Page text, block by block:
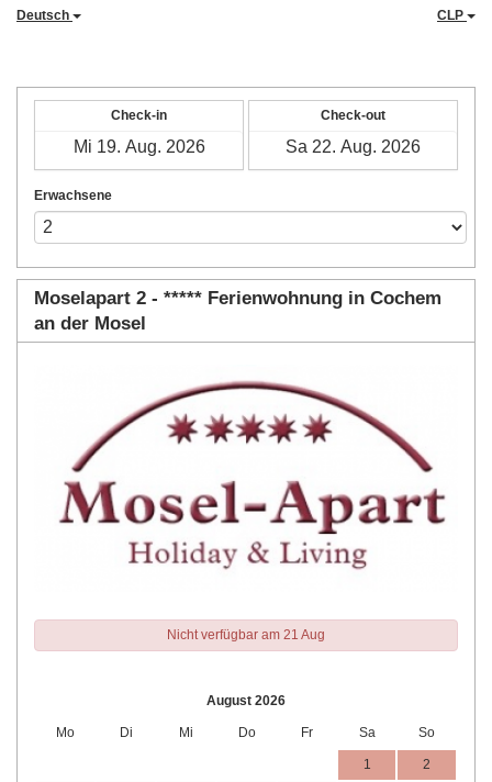
Deutsch CLP
Check-in Check-out
Erwachsene
Moselapart 2 - ***** Ferienwohnung in Cochem
an der Mosel
Nicht verfügbar am 21 Aug
August 2026
Mo Di Mi Do Fr Sa So
1 2